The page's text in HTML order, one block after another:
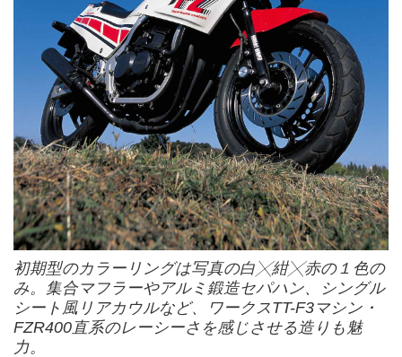
初期型のカラーリングは写真の白╳紺╳赤の１色の
み。集合マフラーやアルミ鍛造セパハン、シングル
シート風リアカウルなど、ワークスTT-F3マシン・
FZR400直系のレーシーさを感じさせる造りも魅
力。